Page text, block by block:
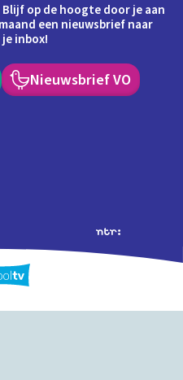
op de hoogte door je aan
een nieuwsbrief naar
inbox!
Nieuwsbrief VO